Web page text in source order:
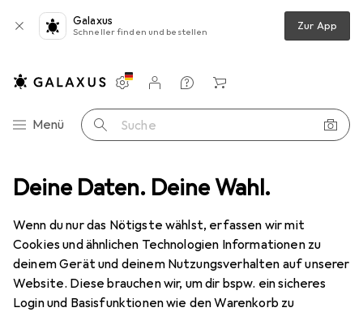
Deine Daten. Deine Wahl.
Wenn du nur das Nötigste wählst, erfassen wir mit
Cookies und ähnlichen Technologien Informationen zu
deinem Gerät und deinem Nutzungsverhalten auf unserer
Website. Diese brauchen wir, um dir bspw. ein sicheres
Login und Basisfunktionen wie den Warenkorb zu
Galaxus
Schneller finden und bestellen Zur App
Navigation nach Kategorien
Menü Suche
Einstellungen
Kundenkonto
Vergleichslisten
Merklisten
Warenkorb
Erotik Sex Toys Penisring Boners T-shape Ball Splitter
13 Bilder
MENGENRABATT